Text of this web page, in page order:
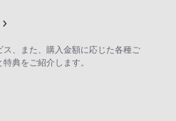
、また、購入金額に応じた各種ご
典をご紹介します。